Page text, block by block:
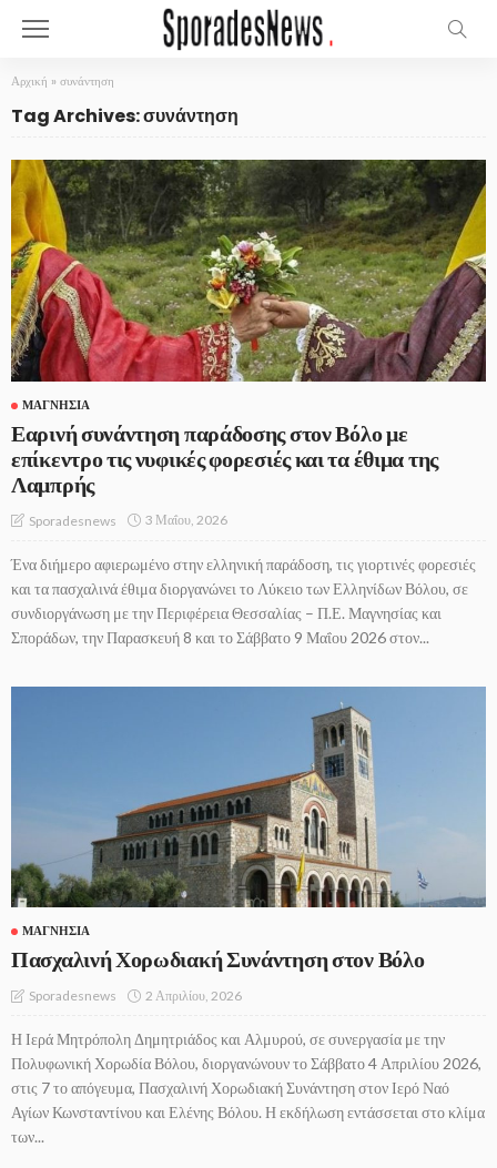
Αρχική » συνάντηση
Tag Archives: συνάντηση
ΜΑΓΝΗΣΊΑ
Εαρινή συνάντηση παράδοσης στον Βόλο με
επίκεντρο τις νυφικές φορεσιές και τα έθιμα της
Λαμπρής
Sporadesnews 3 Μαΐου, 2026
Ένα διήμερο αφιερωμένο στην ελληνική παράδοση, τις γιορτινές φορεσιές
και τα πασχαλινά έθιμα διοργανώνει το Λύκειο των Ελληνίδων Βόλου, σε
συνδιοργάνωση με την Περιφέρεια Θεσσαλίας – Π.Ε. Μαγνησίας και
Σποράδων, την Παρασκευή 8 και το Σάββατο 9 Μαΐου 2026 στον...
ΜΑΓΝΗΣΊΑ
Πασχαλινή Χορωδιακή Συνάντηση στον Βόλο
Sporadesnews 2 Απριλίου, 2026
Η Ιερά Μητρόπολη Δημητριάδος και Αλμυρού, σε συνεργασία με την
Πολυφωνική Χορωδία Βόλου, διοργανώνουν το Σάββατο 4 Απριλίου 2026,
στις 7 το απόγευμα, Πασχαλινή Χορωδιακή Συνάντηση στον Ιερό Ναό
Αγίων Κωνσταντίνου και Ελένης Βόλου. Η εκδήλωση εντάσσεται στο κλίμα
των...